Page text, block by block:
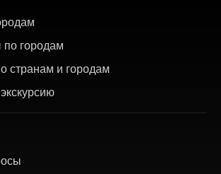
по городам
странам и городам